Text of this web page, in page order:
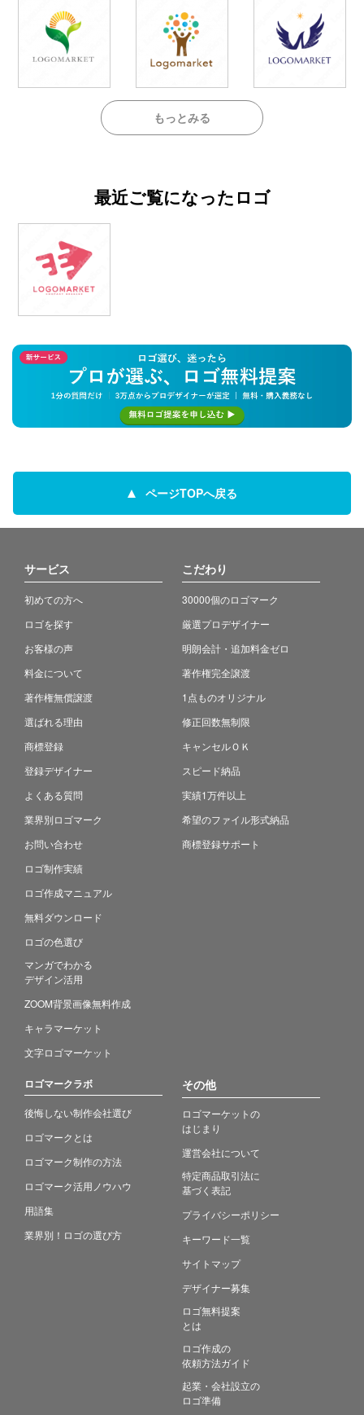
もっとみる
最近ご覧になったロゴ
ページTOPへ戻る
サービス
初めての方へ
ロゴを探す
お客様の声
料金について
著作権無償譲渡
選ばれる理由
商標登録
登録デザイナー
よくある質問
業界別ロゴマーク
お問い合わせ
ロゴ制作実績
ロゴ作成マニュアル
無料ダウンロード
ロゴの色選び
マンガでわかる
デザイン活用
ZOOM背景画像無料作成
キャラマーケット
文字ロゴマーケット
こだわり
30000個のロゴマーク
厳選プロデザイナー
明朗会計・追加料金ゼロ
著作権完全譲渡
1点ものオリジナル
修正回数無制限
キャンセルＯＫ
スピード納品
実績1万件以上
希望のファイル形式納品
商標登録サポート
ロゴマークラボ
後悔しない制作会社選び
ロゴマークとは
ロゴマーク制作の方法
ロゴマーク活用ノウハウ
用語集
業界別！ロゴの選び方
その他
ロゴマーケットの
はじまり
運営会社について
特定商品取引法に
基づく表記
プライバシーポリシー
キーワード一覧
サイトマップ
デザイナー募集
ロゴ無料提案
とは
ロゴ作成の
依頼方法ガイド
起業・会社設立の
ロゴ準備